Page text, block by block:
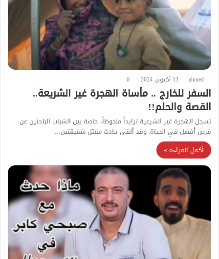
ahmed 13 أكتوبر، 2024 0
السفر للخارج .. مأساة الهجرة غير الشريعة..
القصة والحلم!!
تسجل الهجرة غير الشرعية تزايداً ملحوظاً، خاصة بين الشباب الباحثين عن
فرص أفضل في الحياة. وقد ألقى حادث مقتل شقيقتين…
أكمل القراءة »